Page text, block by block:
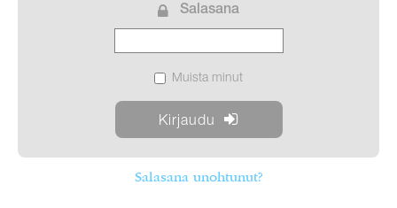
Salasana
Muista minut
Salasana unohtunut?